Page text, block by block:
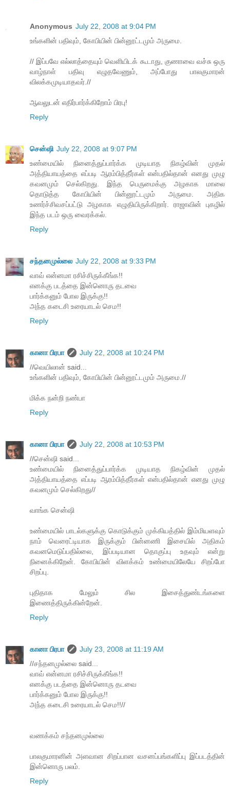
Anonymous July 22, 2008 at 9:04 PM
உங்களின் பதிவும், கோபியின் பின்னூட்டமும் அருமை.
// இப்பவே எல்லாத்தையும் வெளியிடக் கூடாது, குணாவை வச்சு ஒரு
வாழ்நாள் பதிவு எழுதவேணும், அப்போது பாலகுமாரன்
விலக்கமுடியாதவர்.//
ஆவலுடன் எதிர்பார்க்கிறோம் பிரபு!
Reply
சென்ஷி July 22, 2008 at 9:07 PM
உண்மையில் நினைத்துப்பார்க்க முடியாத நிகழ்வின் முதல்
அத்தியாயத்தை எப்படி ஆரம்பித்தீர்கள் என்பதில்தான் எனது முழு
கவனமும் செல்கிறது. இந்த பெருமைக்கு அழகாக மாலை
தொடுத்த கோபியின் பின்னூட்டமும் அருமை. அதிக
உணர்ச்சிவசப்பட்டு அழகாக எழுதியிருக்கிறார். ராஜாவின் புகழில்
இந்த படம் ஒரு வைரக்கல்.
Reply
சந்தனமுல்லை July 22, 2008 at 9:33 PM
வாவ் என்னமா ரசிச்சிருக்கீங்க!!
எனக்கு படத்தை இன்னொரு தடவை
பார்க்கனும் போல இருக்கு!!
அந்த கடைசி உரையாடல் செம!!
Reply
கானா பிரபா
July 22, 2008 at 10:24 PM
//வெயிலான் said...
உங்களின் பதிவும், கோபியின் பின்னூட்டமும் அருமை.//
மிக்க நன்றி நண்பா
Reply
கானா பிரபா
July 22, 2008 at 10:53 PM
//சென்ஷி said...
உண்மையில் நினைத்துப்பார்க்க முடியாத நிகழ்வின் முதல்
அத்தியாயத்தை எப்படி ஆரம்பித்தீர்கள் என்பதில்தான் எனது முழு
கவனமும் செல்கிறது//
வாங்க சென்ஷி
உண்மையில் பாடல்களுக்கு கொடுக்கும் முக்கியத்தில் இம்மியளவும்
நாம் வெரைட்டியாக இருக்கும் பின்னணி இசையில் அதிகம்
கவனமெடுப்பதில்லை, இப்படியான தொகுப்பு உதவும் என்று
நினைக்கிறேன். கோபியின் விளக்கம் உண்மையிலேயே சிறப்போ
சிறப்பு.
புதிதாக மேலும் சில இசைத்துண்டங்களை
இணைத்திருக்கின்றேன்.
Reply
கானா பிரபா
July 23, 2008 at 11:19 AM
//சந்தனமுல்லை said...
வாவ் என்னமா ரசிச்சிருக்கீங்க!!
எனக்கு படத்தை இன்னொரு தடவை
பார்க்கனும் போல இருக்கு!!
அந்த கடைசி உரையாடல் செம!!//
வணக்கம் சந்தனமுல்லை
பாலகுமாரனின் அளவான சிறப்பான வசனப்பங்களிப்பு இப்படத்தின்
இன்னொரு பலம்.
Reply